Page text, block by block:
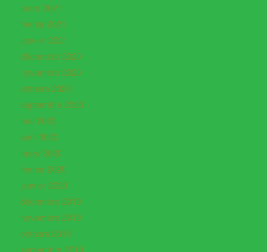
mars 2021
février 2021
janvier 2021
décembre 2020
novembre 2020
octobre 2020
septembre 2020
mai 2020
avril 2020
mars 2020
février 2020
janvier 2020
décembre 2019
novembre 2019
octobre 2019
septembre 2019